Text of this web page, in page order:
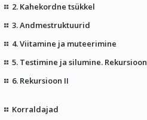
2. Kahekordne tsükkel
3. Andmestruktuurid
4. Viitamine ja muteerimine
5. Testimine ja silumine. Rekursioon
6. Rekursioon II
Korraldajad